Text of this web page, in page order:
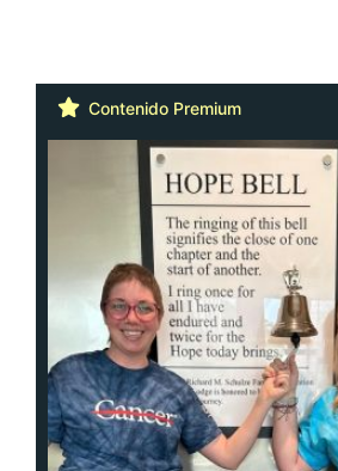
Contenido Premium